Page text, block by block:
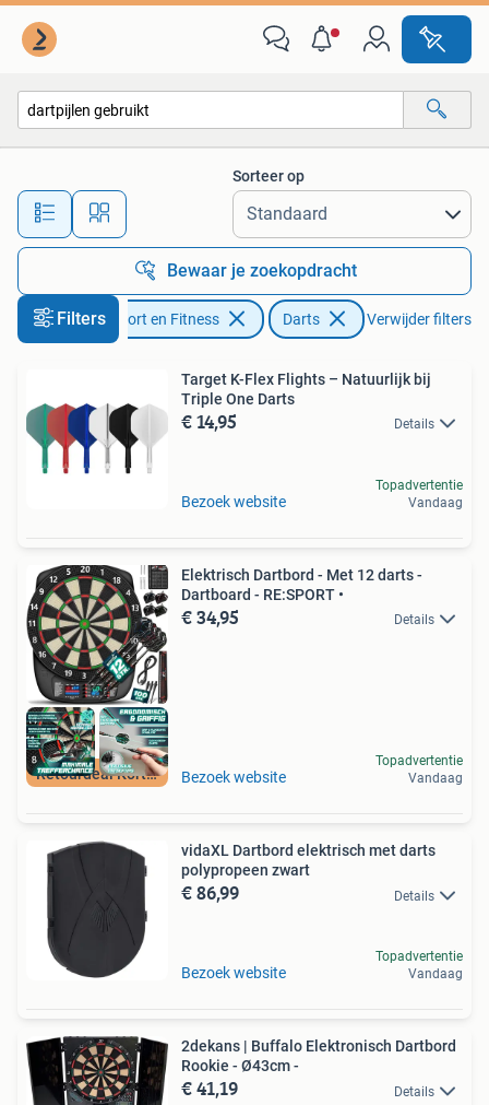
Alle afstanden…
Sorteer op
Bewaar je zoekopdracht
Filters Sport en Fitness Darts Verwijder filters
Target K-Flex Flights – Natuurlijk bij
Triple One Darts
€ 14,95 Details
Bezoek website
Topadvertentie
Vandaag
Retourdeal Korting
Elektrisch Dartbord - Met 12 darts -
Dartboard - RE:SPORT •
€ 34,95 Details
Bezoek website
Topadvertentie
Vandaag
vidaXL Dartbord elektrisch met darts
polypropeen zwart
€ 86,99 Details
Bezoek website
Topadvertentie
Vandaag
2dekans | Buffalo Elektronisch Dartbord
Rookie - Ø43cm -
€ 41,19 Details